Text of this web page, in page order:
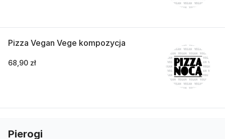
Pizza Vegan Vege kompozycja
68,90 zł
Pierogi